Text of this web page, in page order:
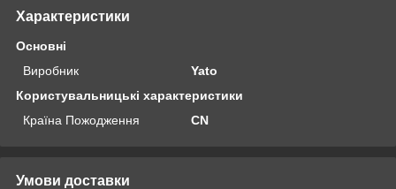
Характеристики
Основні
Виробник
Yato
Користувальницькі характеристики
Країна Пожодження
CN
Умови доставки